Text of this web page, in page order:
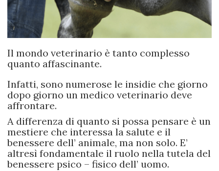
Il mondo veterinario è tanto complesso
quanto affascinante.
Infatti, sono numerose le insidie che giorno
dopo giorno un medico veterinario deve
affrontare.
A differenza di quanto si possa pensare è un
mestiere che interessa la salute e il
benessere dell’ animale, ma non solo. E’
altresì fondamentale il ruolo nella tutela del
benessere psico – fisico dell’ uomo.